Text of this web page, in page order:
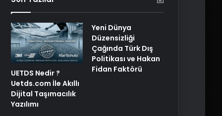
UETDS Nedir ?
Uetds.com İle Akıllı
Dijital Taşımacılık
Yazılımı
Yeni Dünya
Düzensizliği
Çağında Türk Dış
Politikası ve Hakan
Fidan Faktörü